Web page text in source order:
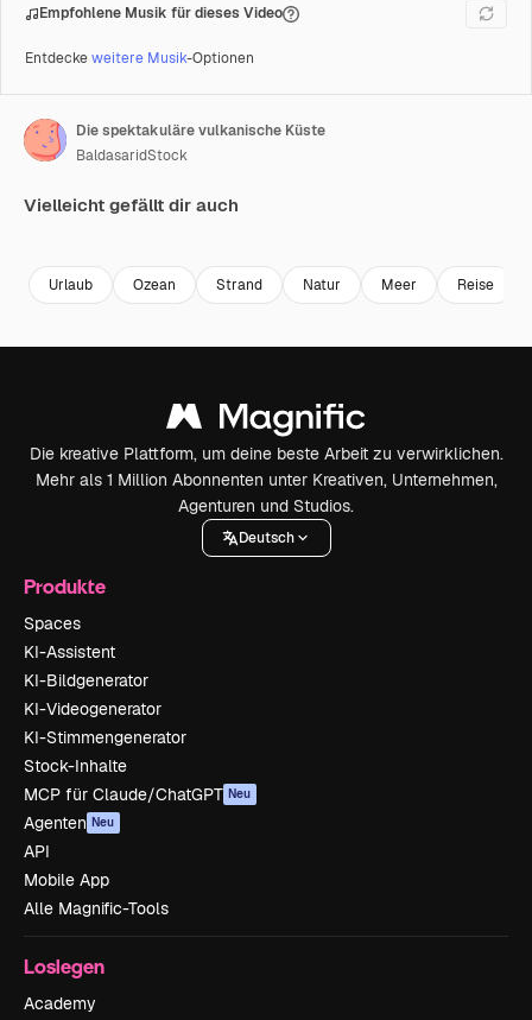
Empfohlene Musik für dieses Video
Entdeckeweitere Musik-Optionen
Die spektakuläre vulkanische Küste
BaldasaridStock
Vielleicht gefällt dir auch
Urlaub Ozean Strand Natur Meer Reise
Die kreative Plattform, um deine beste Arbeit zu verwirklichen.
Mehr als 1 Million Abonnenten unter Kreativen, Unternehmen,
Agenturen und Studios.
Deutsch
Produkte
Spaces
KI-Assistent
KI-Bildgenerator
KI-Videogenerator
KI-Stimmengenerator
Stock-Inhalte
MCP für Claude/ChatGPT Neu
Agenten Neu
API
Mobile App
Alle Magnific-Tools
Loslegen
Academy